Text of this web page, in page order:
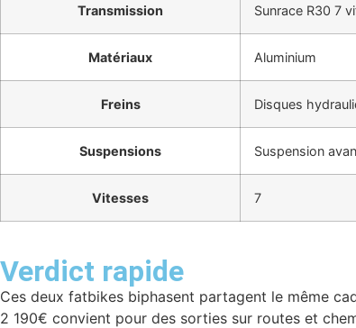
Transmission Sunrace R30 7
Matériaux Aluminium
Freins Disques
Suspensions Suspension
Vitesses 7
Verdict rapide
Ces deux fatbikes biphasent partagent le même
2 190€ convient pour des sorties sur routes et